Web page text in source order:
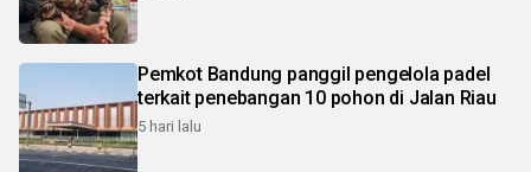
Pemkot Bandung panggil pengelola padel
terkait penebangan 10 pohon di Jalan Riau
5 hari lalu